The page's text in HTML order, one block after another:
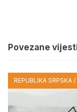
Povezane
REPUBLIKA SRPSKA /